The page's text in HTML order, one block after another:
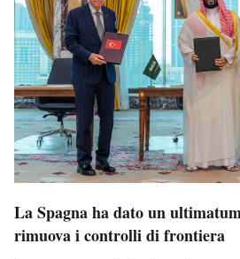
La Spagna ha dato un
rimuova i controlli di frontiera